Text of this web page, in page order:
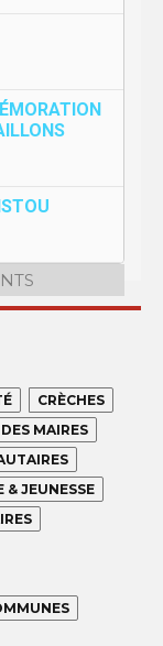
CRÈCHES
MAIRES
& JEUNESSE